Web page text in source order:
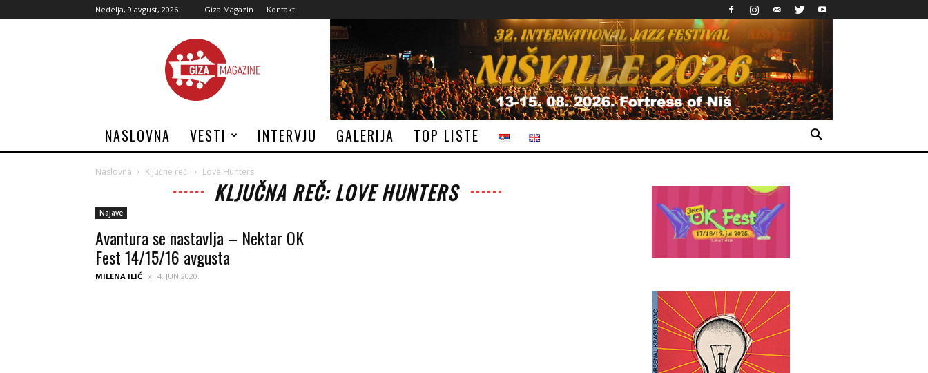
Nedelja, 9 avgust, 2026. Giza Magazin Kontakt
Magazine
NASLOVNA VESTI INTERVJU GALERIJA TOP LISTE
Naslovna Ključne reči Love Hunters
KLJUČNA REČ: LOVE HUNTERS
Najave
Avantura se nastavlja – Nektar OK
Fest 14/15/16 avgusta
MILENA ILIĆ 4. JUN 2020.